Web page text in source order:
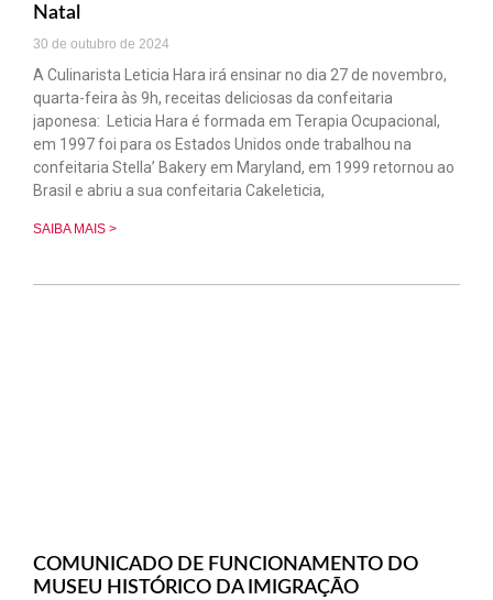
Natal
30 de outubro de 2024
A Culinarista Leticia Hara irá ensinar no dia 27 de novembro,
quarta-feira às 9h, receitas deliciosas da confeitaria
japonesa: Leticia Hara é formada em Terapia Ocupacional,
em 1997 foi para os Estados Unidos onde trabalhou na
confeitaria Stella’ Bakery em Maryland, em 1999 retornou ao
Brasil e abriu a sua confeitaria Cakeleticia,
SAIBA MAIS >
COMUNICADO DE FUNCIONAMENTO DO
MUSEU HISTÓRICO DA IMIGRAÇÃO